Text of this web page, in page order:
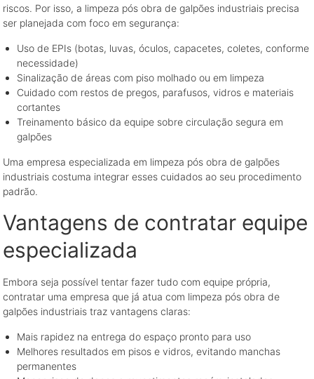
riscos. Por isso, a limpeza pós obra de galpões industriais precisa
ser planejada com foco em segurança:
Uso de EPIs (botas, luvas, óculos, capacetes, coletes, conforme
necessidade)
Sinalização de áreas com piso molhado ou em limpeza
Cuidado com restos de pregos, parafusos, vidros e materiais
cortantes
Treinamento básico da equipe sobre circulação segura em
galpões
Uma empresa especializada em limpeza pós obra de galpões
industriais costuma integrar esses cuidados ao seu procedimento
padrão.
Vantagens de contratar equipe
especializada
Embora seja possível tentar fazer tudo com equipe própria,
contratar uma empresa que já atua com limpeza pós obra de
galpões industriais traz vantagens claras:
Mais rapidez na entrega do espaço pronto para uso
Melhores resultados em pisos e vidros, evitando manchas
permanentes